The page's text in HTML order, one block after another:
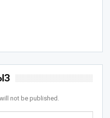
not be published.